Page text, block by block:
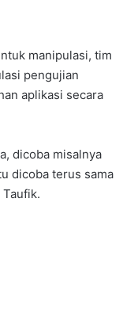
manipulasi, tim
pengujian
aplikasi secara
dicoba misalnya
dicoba terus sama